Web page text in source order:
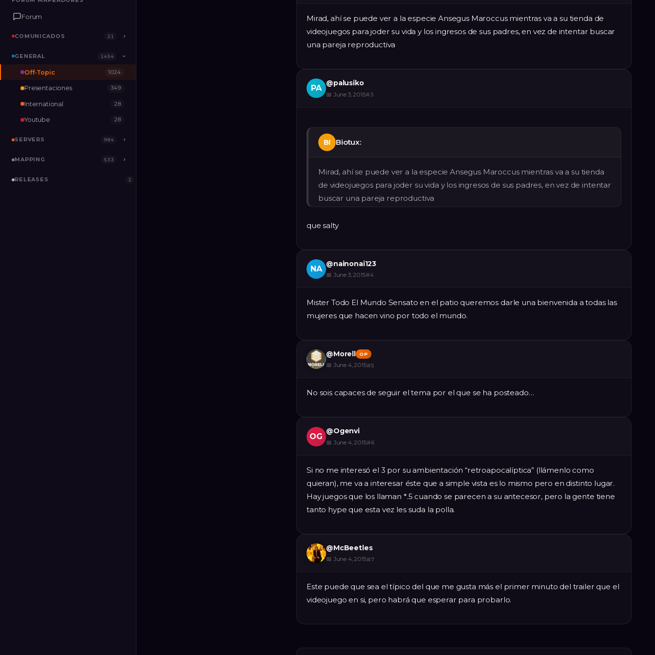
Forum
COMUNICADOS 21 ›
GENERAL 1454 ›
SERVERS
RELEASES
Forum
COMUNICADOS 21 ›
GENERAL 1454 ›
Off-Topic 1024
Presentaciones 349
International 28
Youtube 28
SERVERS 984 ›
MAPPING 533 ›
RELEASES 2
Mirad, ahí se puede ver a la especie Ansegus Maroccus mientras va a su tienda de
videojuegos para joder su vida y los ingresos de sus padres, en vez de intentar buscar
una pareja reproductiva
PA
@palusiko
📅 June 3, 2015#3
BI Biotux:
Mirad, ahí se puede ver a la especie Ansegus Maroccus mientras va a su tienda
de videojuegos para joder su vida y los ingresos de sus padres, en vez de intentar
buscar una pareja reproductiva
que salty
NA
@nainonai123
📅 June 3, 2015#4
Mister Todo El Mundo Sensato en el patio queremos darle una bienvenida a todas las
mujeres que hacen vino por todo el mundo.
@Morell OP
📅 June 4, 2015#5
No sois capaces de seguir el tema por el que se ha posteado…
OG
@Ogenvi
📅 June 4, 2015#6
Si no me interesó el 3 por su ambientación “retroapocalíptica” (llámenlo como
quieran), me va a interesar éste que a simple vista es lo mismo pero en distinto lugar.
Hay juegos que los llaman *.5 cuando se parecen a su antecesor, pero la gente tiene
tanto hype que esta vez les suda la polla.
@McBeetles
📅 June 4, 2015#7
Este puede que sea el típico del que me gusta más el primer minuto del trailer que el
videojuego en si, pero habrá que esperar para probarlo.